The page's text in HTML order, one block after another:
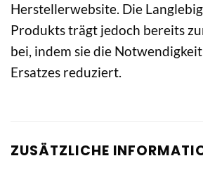
Herstellerwebsite. Die
Produkts trägt jedoch bereits
bei, indem sie die
Ersatzes reduziert.
ZUSÄTZLICHE